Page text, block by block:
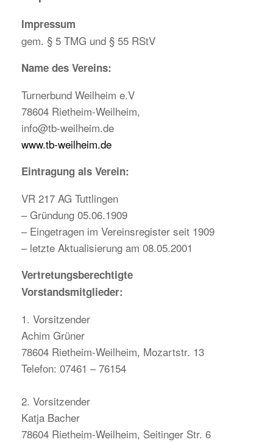
Impressum
gem. § 5 TMG und § 55 RStV
Name des Vereins:
Turnerbund Weilheim e.V
78604 Rietheim-Weilheim,
info@tb-weilheim.de
www.tb-weilheim.de
Eintragung als Verein:
VR 217 AG Tuttlingen
– Gründung 05.06.1909
– Eingetragen im Vereinsregister seit 1909
– letzte Aktualisierung am 08.05.2001
Vertretungsberechtigte
Vorstandsmitglieder:
1. Vorsitzender
Achim Grüner
78604 Rietheim-Weilheim, Mozartstr. 13
Telefon: 07461 – 76154
2. Vorsitzender
Katja Bacher
78604 Rietheim-Weilheim, Seitinger Str. 6